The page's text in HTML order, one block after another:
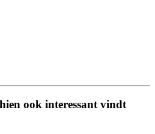
ook interessant vindt